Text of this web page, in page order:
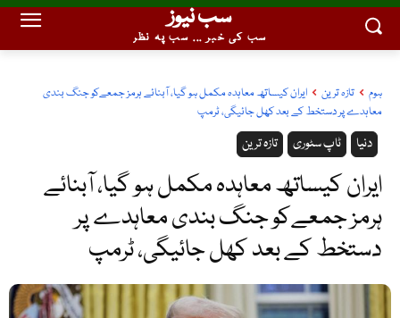
سب نیوز
سب کی خبر ... سب پہ نظر
ہوم تازہ ترین
ایران کیساتھ معاہدہ مکمل ہو گیا، آبنائے ہرمز جمعےکو جنگ بندی
معاہدے پر دستخط کے بعد کھل جائیگی، ٹرمپ
تازہ ترین ٹاپ سٹوری دنیا
ایران کیساتھ معاہدہ مکمل ہو گیا، آبنائے
ہرمز جمعےکو جنگ بندی معاہدے پر
دستخط کے بعد کھل جائیگی، ٹرمپ